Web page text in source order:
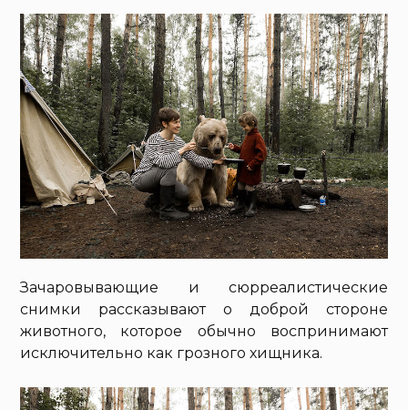
Зачаровывающие и сюрреалистические
снимки рассказывают о доброй стороне
животного, которое обычно воспринимают
исключительно как грозного хищника.